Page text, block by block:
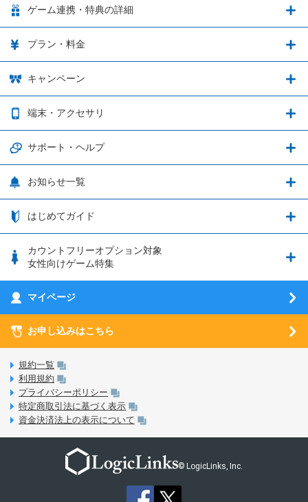
LinksMateの特徴
音声通話料金がもっとオトクに
データ通信容量繰り越し
通信エリアと通信速度状況
つながる端末保証
フィルタリングアプリ
5G回線オプションについて
LINE年齢認証について
LinksStoreについて
ゲーム連携・特典の詳細
ゲーム連携・特典の詳細
ブレイブソード×ブレイズソウル
ウマ娘 プリティーダービー
プリンセスコネクト！Re:Dive
釣り★スタ
ウマスクについて
プラン・料金
プラン・料金
3種類のSIMタイプ
日割り計算
キャンペーン
お得なキャンペーン実施中！
OPPO端末購入キャンペーン第5弾
端末・アクセサリ
端末・アクセサリ
iPhone利用について
動作確認済み端末一覧
サポート・ヘルプ
サポート・ヘルプ
nanoSIM･microSIM･通常SIMの初期設定方法
eSIMの初期設定方法
MVNOのギモンを解消！
3Dセキュアについて
未成年者の方のご契約
通信制限について
動作確認済み端末一覧
お知らせ一覧
お知らせ一覧
はじめてガイド
はじめてガイド
SIMサービスについて
SIMロック解除ガイド
LinksMateのサービスについて
LPについて
おすすめプラン
お申し込み方法
カウントフリーオプション対象
女性向けゲーム特集
刀剣乱舞-ONLINE- Pocket
あんさんぶるスターズ！！Music
マイページ
お申し込みはこちら
規約一覧
利用規約
プライバシーポリシー
特定商取引法に基づく表示
資金決済法上の表示について
© LogicLinks, Inc.